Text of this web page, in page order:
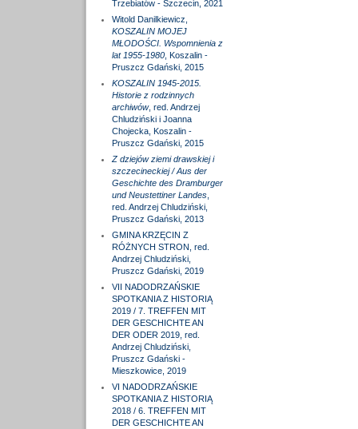
Trzebiatów - Szczecin, 2021
Witold Danilkiewicz,
KOSZALIN MOJEJ
MŁODOŚCI. Wspomnienia z
lat 1955-1980, Koszalin -
Pruszcz Gdański, 2015
KOSZALIN 1945-2015.
Historie z rodzinnych
archiwów, red. Andrzej
Chludziński i Joanna
Chojecka, Koszalin -
Pruszcz Gdański, 2015
Z dziejów ziemi drawskiej i
szczecineckiej / Aus der
Geschichte des Dramburger
und Neustettiner Landes,
red. Andrzej Chludziński,
Pruszcz Gdański, 2013
GMINA KRZĘCIN Z
RÓŻNYCH STRON, red.
Andrzej Chludziński,
Pruszcz Gdański, 2019
VII NADODRZAŃSKIE
SPOTKANIA Z HISTORIĄ
2019 / 7. TREFFEN MIT
DER GESCHICHTE AN
DER ODER 2019, red.
Andrzej Chludziński,
Pruszcz Gdański -
Mieszkowice, 2019
VI NADODRZAŃSKIE
SPOTKANIA Z HISTORIĄ
2018 / 6. TREFFEN MIT
DER GESCHICHTE AN